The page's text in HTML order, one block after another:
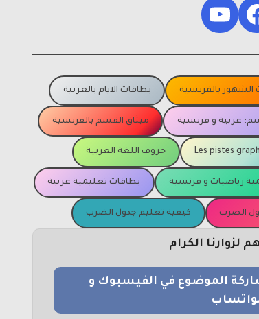
YouTube
الشهور بالفرنسية بطاقات الايام بالعربية
عربية و فرنسية ميثاق القسم بالفرنسية
Les pistes حروف اللغة العربية
رياضيات و فرنسية بطاقات تعليمية عربية
الضرب كيفية تعليم جدول الضرب
لزوارنا الكرام
الموضوع في الفيسبوك و